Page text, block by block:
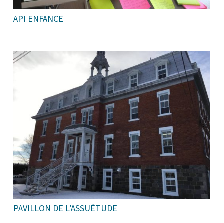
API ENFANCE
PAVILLON DE L’ASSUÉTUDE